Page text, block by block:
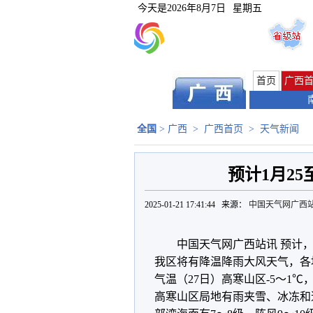
今天是2026年8月7日 星期五
首页
广西
全国 > 广西 > 广西首页 > 天气新闻
预计1月25
2025-01-21 17:41:44 来源： 中国天气网广西
中国天气网广西站讯 预计
我区将有降温降雨大风天气，
气温（27日）高寒山区-5～1℃
高寒山区局地有雨夹雪、冰冻